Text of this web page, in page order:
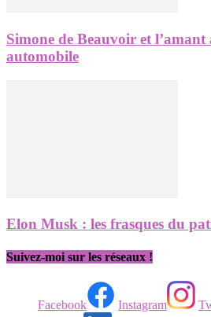
Simone de Beauvoir et
automobile
Elon Musk : les frasques du
Suivez-moi sur les réseaux !
Facebook Instagram